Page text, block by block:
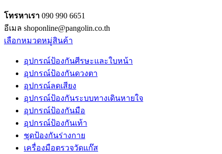
โทรหาเรา 090 990 6651
อีเมล shoponline@pangolin.co.th
เลือกหมวดหมู่สินค้า
อุปกรณ์ป้องกันศีรษะและใบหน้า
อุปกรณ์ป้องกันดวงตา
อุปกรณ์ลดเสียง
อุปกรณ์ป้องกันระบบทางเดินหายใจ
อุปกรณ์ป้องกันมือ
อุปกรณ์ป้องกันเท้า
ชุดป้องกันร่างกาย
เครื่องมือตรวจวัดแก๊ส